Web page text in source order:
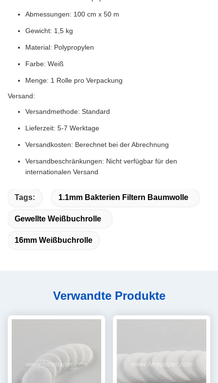
Abmessungen: 100 cm x 50 m
Gewicht: 1,5 kg
Material: Polypropylen
Farbe: Weiß
Menge: 1 Rolle pro Verpackung
Versand:
Versandmethode: Standard
Lieferzeit: 5-7 Werktage
Versandkosten: Berechnet bei der Abrechnung
Versandbeschränkungen: Nicht verfügbar für den
internationalen Versand
Tags: 1.1mm Bakterien Filtern Baumwolle
Gewellte Weißbuchrolle
16mm Weißbuchrolle
Verwandte Produkte